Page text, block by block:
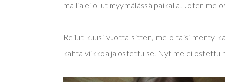
mallia ei ollut myymälässä paikalla. Joten
Reilut kuusi vuotta sitten, me oltaisi menty
kahta viikkoa ja ostettu se. Nyt me ei ostettu